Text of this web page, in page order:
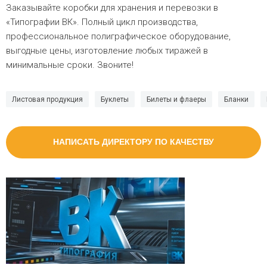
Листовая продукция Буклеты Билеты и флаеры Бланки
НАПИСАТЬ ДИРЕКТОРУ ПО КАЧЕСТВУ
Заказывайте коробки для хранения и перевозки в
«Типографии ВК». Полный цикл производства,
профессиональное полиграфическое оборудование,
выгодные цены, изготовление любых тиражей в
минимальные сроки. Звоните!